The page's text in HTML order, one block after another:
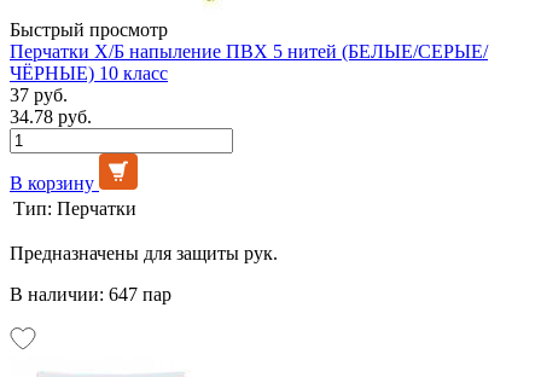
Быстрый просмотр
Перчатки Х/Б напыление ПВХ 5 нитей (БЕЛЫЕ/СЕРЫЕ/
ЧЁРНЫЕ) 10 класс
37 руб.
34.78 руб.
В корзину
Тип: Перчатки
Предназначены для защиты рук.
В наличии: 647 пар